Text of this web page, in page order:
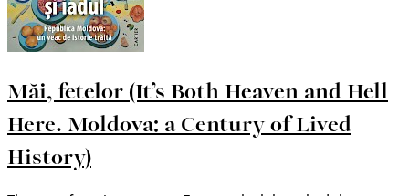
Măi, fetelor (It’s Both Heaven and Hell
Here. Moldova: a Century of Lived
History)